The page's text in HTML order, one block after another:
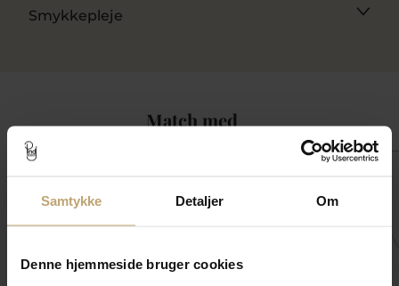
Samtykke Detaljer Om
Denne hjemmeside bruger cookies
Smykkepleje
Match med